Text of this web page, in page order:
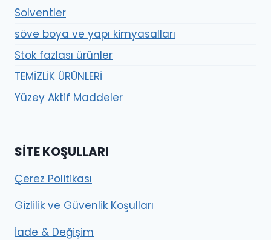
Solventler
söve boya ve yapı kimyasalları
Stok fazlası ürünler
TEMİZLİK ÜRÜNLERİ
Yüzey Aktif Maddeler
SITE KOŞULLARI
Çerez Politikası
Gizlilik ve Güvenlik Koşulları
İade & Değişim